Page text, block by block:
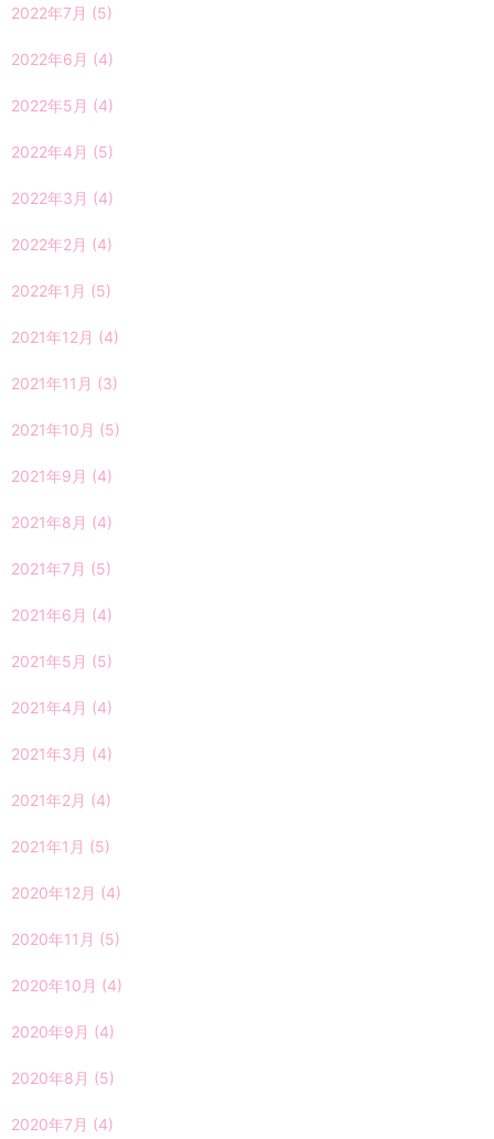
2022年7月 (5)
2022年6月 (4)
2022年5月 (4)
2022年4月 (5)
2022年3月 (4)
2022年2月 (4)
2022年1月 (5)
2021年12月 (4)
2021年11月 (3)
2021年10月 (5)
2021年9月 (4)
2021年8月 (4)
2021年7月 (5)
2021年6月 (4)
2021年5月 (5)
2021年4月 (4)
2021年3月 (4)
2021年2月 (4)
2021年1月 (5)
2020年12月 (4)
2020年11月 (5)
2020年10月 (4)
2020年9月 (4)
2020年8月 (5)
2020年7月 (4)